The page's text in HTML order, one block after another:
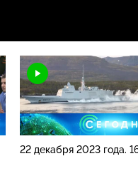
22 декабря 2023 года.